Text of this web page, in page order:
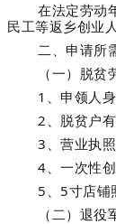
在法定劳动
民工等返乡创业人
二、申请所
（一）脱
1、申领人
2、脱贫户
3、营业执
4、一次性
5、5寸店铺
（二）退